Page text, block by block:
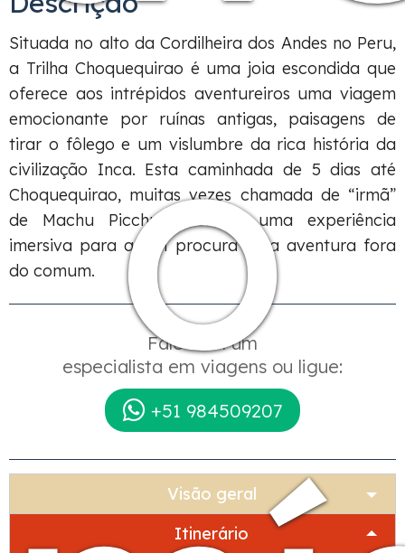
o
Situada no alto da Cordilheira dos Andes no Peru,
a Trilha Choquequirao é uma joia escondida que
oferece aos intrépidos aventureiros uma viagem
emocionante por ruínas antigas, paisagens de
tirar o fôlego e um vislumbre da rica história da
civilização Inca. Esta caminhada de 5 dias até
Choquequirao, muitas vezes chamada de “irmã”
de Machu Picchu, promete uma experiência
imersiva para quem procura uma aventura fora
do comum.
Fale com um
especialista em viagens ou ligue:
+51 984509207
Visão geral
Itinerário